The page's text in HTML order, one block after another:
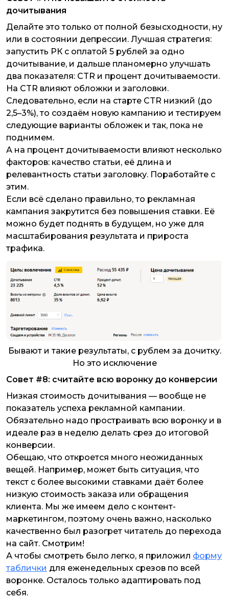
дочитывания
Делайте это только от полной безысходности, ну
или в состоянии депрессии. Лучшая стратегия:
запустить РК с оплатой 5 рублей за одно
дочитывание, и дальше планомерно улучшать
два показателя: CTR и процент дочитываемости.
На CTR влияют обложки и заголовки.
Следовательно, если на старте CTR низкий (до
2,5–3%), то создаём новую кампанию и тестируем
следующие варианты обложек и так, пока не
поднимем.
А на процент дочитываемости влияют несколько
факторов: качество статьи, её длина и
релевантность статьи заголовку. Поработайте с
этим.
Если всё сделано правильно, то рекламная
кампания закрутится без повышения ставки. Её
можно будет поднять в будущем, но уже для
масштабирования результата и прироста
трафика.
Бывают и такие результаты, с рублем за дочитку.
Но это исключение
Совет #8: считайте всю воронку до конверсии
Низкая стоимость дочитывания — вообще не
показатель успеха рекламной кампании.
Обязательно надо простраивать всю воронку и в
идеале раз в неделю делать срез до итоговой
конверсии.
Обещаю, что откроется много неожиданных
вещей. Например, может быть ситуация, что
текст с более высокими ставками даёт более
низкую стоимость заказа или обращения
клиента. Мы же имеем дело с контент-
маркетингом, поэтому очень важно, насколько
качественно был разогрет читатель до перехода
на сайт. Смотрим!
А чтобы смотреть было легко, я приложил форму
таблички для еженедельных срезов по всей
воронке. Осталось только адаптировать под
себя.